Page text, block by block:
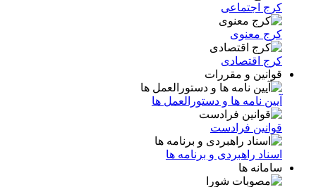
کرج اجتماعی
کرج معنوی
کرج اقتصادی
قوانین و مقررات
آیین نامه ها و دستورالعمل ها
قوانین فرادست
اسناد راهبردی و برنامه ها
سامانه ها